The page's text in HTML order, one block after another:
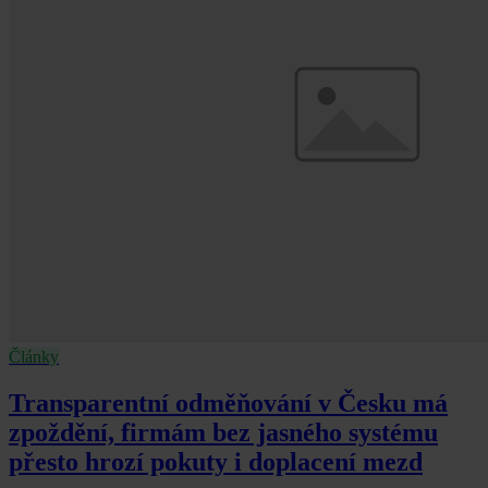
Články
Transparentní odměňování v Česku má
zpoždění, firmám bez jasného systému
přesto hrozí pokuty i doplacení mezd